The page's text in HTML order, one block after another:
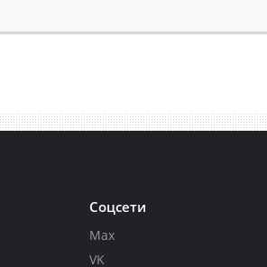
Соцсети
Max
VK